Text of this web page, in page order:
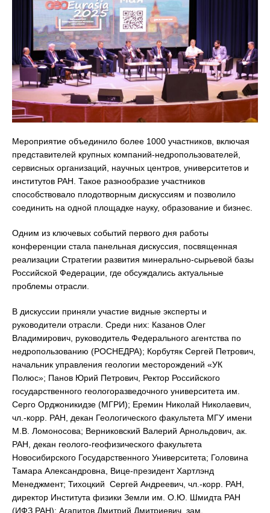
Мероприятие объединило более 1000 участников, включая
представителей крупных компаний-недропользователей,
сервисных организаций, научных центров, университетов и
институтов РАН. Такое разнообразие участников
способствовало плодотворным дискуссиям и позволило
соединить на одной площадке науку, образование и бизнес.
Одним из ключевых событий первого дня работы
конференции стала панельная дискуссия, посвященная
реализации Стратегии развития минерально-сырьевой базы
Российской Федерации, где обсуждались актуальные
проблемы отрасли.
В дискуссии приняли участие видные эксперты и
руководители отрасли. Среди них: Казанов Олег
Владимирович, руководитель Федерального агентства по
недропользованию (РОСНЕДРА); Корбутяк Сергей Петрович,
начальник управления геологии месторождений «УК
Полюс»; Панов Юрий Петрович, Ректор Российского
государственного геологоразведочного университета им.
Серго Орджоникидзе (МГРИ); Еремин Николай Николаевич,
чл.-корр. РАН, декан Геологического факультета МГУ имени
М.В. Ломоносова; Верниковский Валерий Арнольдович, ак.
РАН, декан геолого-геофизического факультета
Новосибирского Государственного Университета; Головина
Тамара Александровна, Вице-президент Хартлэнд
Менеджмент; Тихоцкий Сергей Андреевич, чл.-корр. РАН,
директор Института физики Земли им. О.Ю. Шмидта РАН
(ИФЗ РАН); Агапитов Дмитрий Дмитриевич, зам.